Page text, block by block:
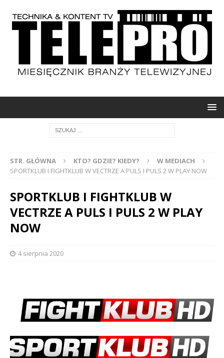
STR. GŁÓWNA KTO? GDZIE? KIEDY?
W MEDIACH
SPORTKLUB I FIGHTKLUB W VECTRZE A PULS I PULS 2 W PLAY NOW
SPORTKLUB I FIGHTKLUB W
VECTRZE A PULS I PULS 2 W PLAY
NOW
4 sierpnia 2020